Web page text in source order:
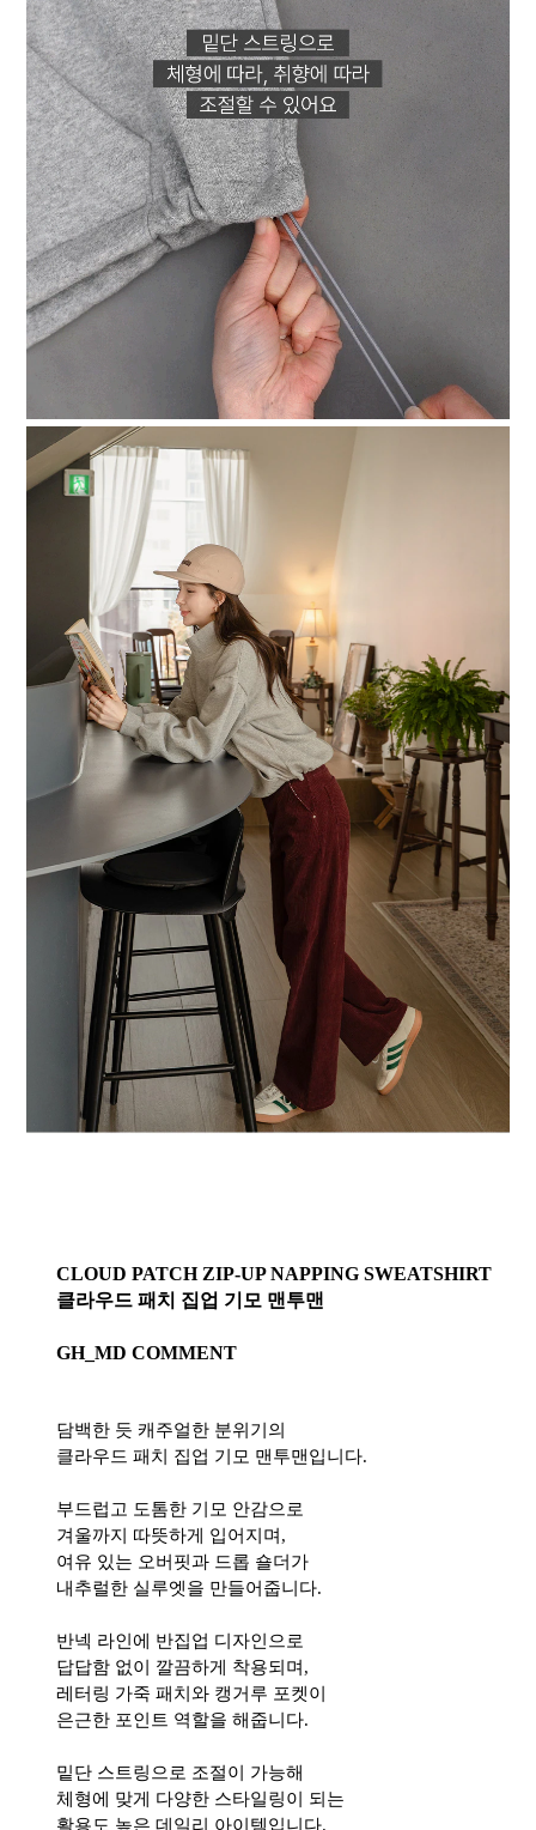
CLOUD PATCH ZIP-UP NAPPING SWEATSHIRT
클라우드 패치 집업 기모 맨투맨
GH_MD COMMENT
담백한 듯 캐주얼한 분위기의
클라우드 패치 집업 기모 맨투맨입니다.
부드럽고 도톰한 기모 안감으로
겨울까지 따뜻하게 입어지며,
여유 있는 오버핏과 드롭 숄더가
내추럴한 실루엣을 만들어줍니다.
반넥 라인에 반집업 디자인으로
답답함 없이 깔끔하게 착용되며,
레터링 가죽 패치와 캥거루 포켓이
은근한 포인트 역할을 해줍니다.
밑단 스트링으로 조절이 가능해
체형에 맞게 다양한 스타일링이 되는
활용도 높은 데일리 아이템입니다.